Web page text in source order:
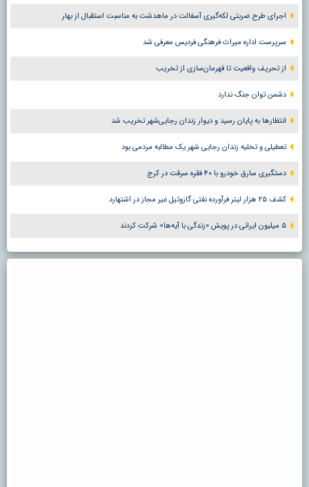
اجرای طرح ضربتی لکه‌گیری آسفالت در ماهدشت به مناسبت استقبال از بهار
سرپرست اداره میراث فرهنگی فردیس معرفی شد
از تحریف واقعیت تا قهرمان‌سازی از تخریب
دشمن توان جنگ ندارد
انتظارها به پایان رسید و دیوار زندان رجایی‌شهر تخریب شد
تعطیلی و تخلیه زندان رجایی شهر یک مطالبه مردمی بود
دستگیری سارق خودرو با ۴۰ فقره سرقت در کرج
کشف ۲۵ هزار لیتر فرآورده نفتی گازوئیل غیر مجاز در اشتهارد
۵ میلیون ایرانی در پویش «زندگی با آیه‌ها» شرکت کردند